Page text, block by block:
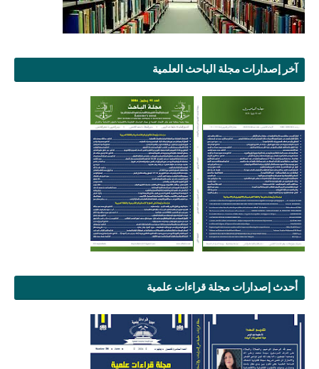
آخر إصدارات مجلة الباحث العلمية
أحدث إصدارات مجلة قراءات علمية